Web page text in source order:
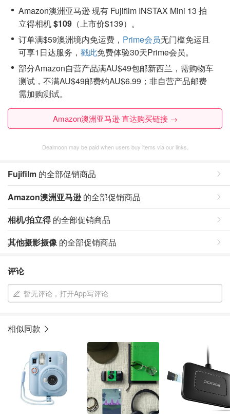
Amazon澳洲亚马逊 现有 Fujifilm INSTAX Mini 13 拍
立得相机$109 （上市价$139）。
订单满$59澳洲境内免运费， Prime会员无门槛免运且
可享1日达服务， 戳此免费体验30天Prime会员。
部分Amazon自营产品满AU$49包邮新西兰，需购物车
测试，不满AU$49邮费约AU$6.99；非自营产品邮费
需加购测试。
Amazon澳洲亚马逊 直达购买链接 →
Dealmoon may be paid when users buy items via our links.
Fujifilm 的全部促销商品
Amazon澳洲亚马逊的全部促销商品
相机/拍立得的全部促销商品
其他摄影摄像的全部促销商品
评论
暂无评论，打开App写评论
相似同款